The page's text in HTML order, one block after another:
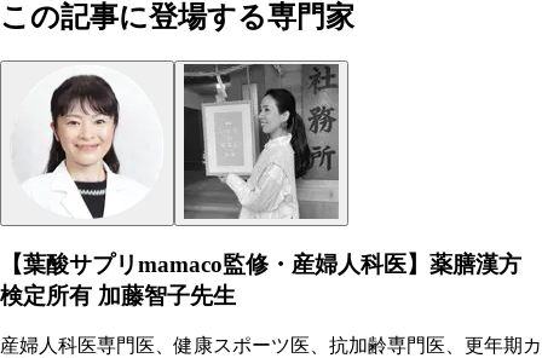
この記事に登場する専門家
【葉酸サプリmamaco監修・産婦人科医】薬膳漢方
検定所有 加藤智子先生
産婦人科医専門医、健康スポーツ医、抗加齢専門医、更年期カ